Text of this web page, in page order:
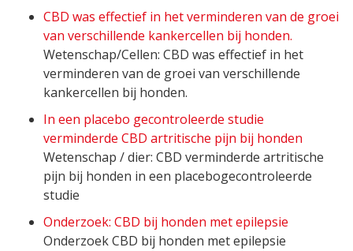
CBD was effectief in het verminderen van de groei
van verschillende kankercellen bij honden.
Wetenschap/Cellen: CBD was effectief in het
verminderen van de groei van verschillende
kankercellen bij honden.
In een placebo gecontroleerde studie
verminderde CBD artritische pijn bij honden
Wetenschap / dier: CBD verminderde artritische
pijn bij honden in een placebogecontroleerde
studie
Onderzoek: CBD bij honden met epilepsie
Onderzoek CBD bij honden met epilepsie